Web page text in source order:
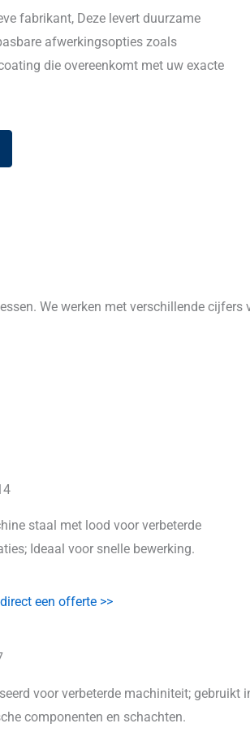
fabrikant, Deze levert duurzame
afwerkingsopties zoals
die overeenkomt met uw exacte
We werken met verschillende
staal met lood voor verbeterde
Ideaal voor snelle bewerking.
een offerte >>
voor verbeterde machiniteit; gebruikt
componenten en schachten.